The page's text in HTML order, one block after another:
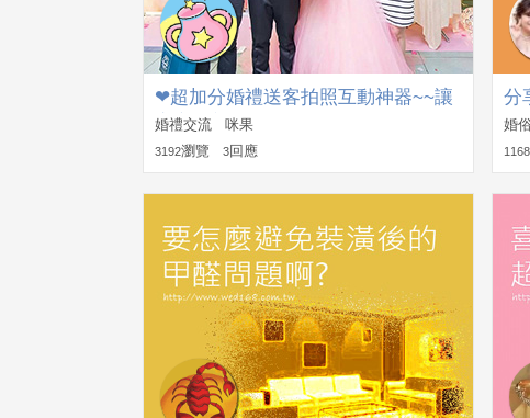
❤超加分婚禮送客拍照互動神器~~讓
賓客跟新人拍照不生硬!
婚禮交流 咪果
3192瀏覽 3回應
分
~
婚